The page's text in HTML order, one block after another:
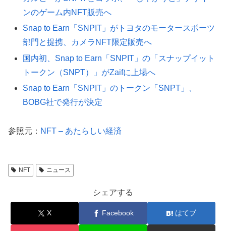
ンのゲーム内NFT販売へ
Snap to Earn「SNPIT」がトヨタのモータースポーツ
部門と提携、カメラNFT限定販売へ
国内初、Snap to Earn「SNPIT」の「スナップイット
トークン（SNPT）」がZaifに上場へ
Snap to Earn「SNPIT」のトークン「SNPT」、
BOBG社で発行が決定
参照元： NFT – あたらしい経済
NFT ニュース
シェアする
X Facebook はてブ